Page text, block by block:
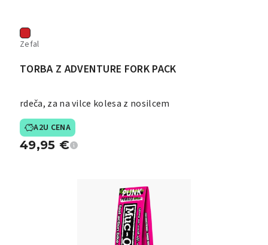
Zefal
TORBA Z ADVENTURE FORK PACK
rdeča, za na vilce kolesa z nosilcem
A2U CENA
49,95 €